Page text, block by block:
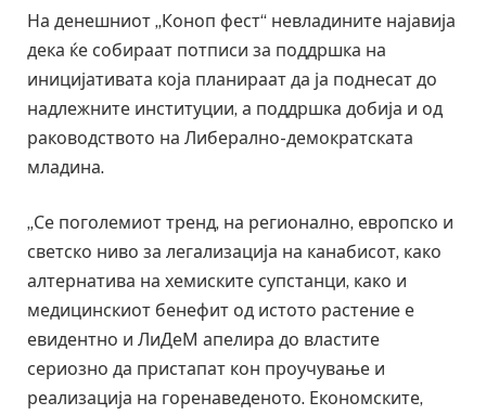
На денешниот „Коноп фест“ невладините најавија
дека ќе собираат потписи за поддршка на
иницијативата која планираат да ја поднесат до
надлежните институции, а поддршка добија и од
раководството на Либерално-демократската
младина.
„Се поголемиот тренд, на регионално, европско и
светско ниво за легализација на канабисот, како
алтернатива на хемиските супстанци, како и
медицинскиот бенефит од истото растение е
евидентно и ЛиДеМ апелира до властите
сериозно да пристапат кон проучување и
реализација на горенаведеното. Економските,